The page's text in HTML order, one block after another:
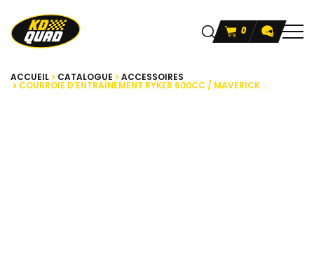
0
ACCUEIL CATALOGUE ACCESSOIRES
COURROIE D’ENTRAÎNEMENT RYKER 600CC / MAVERICK ...